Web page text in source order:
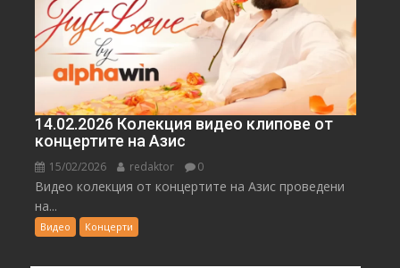
14.02.2026 Колекция видео клипове от
концертите на Азис
15/02/2026 redaktor 0
Видео колекция от концертите на Азис проведени
на...
Видео Концерти